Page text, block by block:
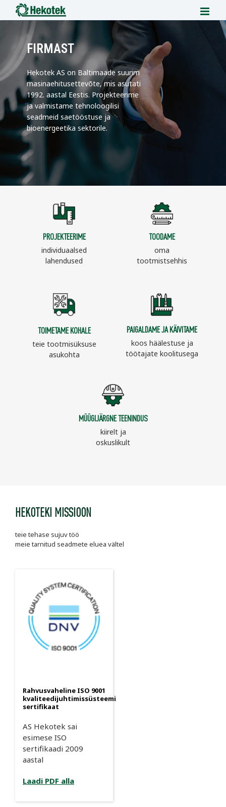
Skip to content
FIRMAST
Hekotek AS on Baltimaade suurim
masinaehitusettevõte, mis asutati
1992. aastal Eestis. Projekteerime
ja valmistame tehnoloogilisi
seadmeid saetööstuse ja
bioenergeetika sektorile.
PROJEKTEERIME
individuaalsed
lahendused
TOODAME
oma
tootmistsehhis
TOIMETAME KOHALE
teie tootmisüksuse
asukohta
PAIGALDAME JA KÄIVITAME
koos häälestuse ja
töötajate koolitusega
MÜÜGIJÄRGNE TEENINDUS
kiirelt ja
oskuslikult
HEKOTEKI MISSIOON
teie tehase sujuv töö
meie tarnitud seadmete eluea vältel
Rahvusvaheline ISO 9001
kvaliteedijuhtimissüsteemi
sertifikaat
AS Hekotek sai
esimese ISO
sertifikaadi 2009
aastal
Laadi PDF alla